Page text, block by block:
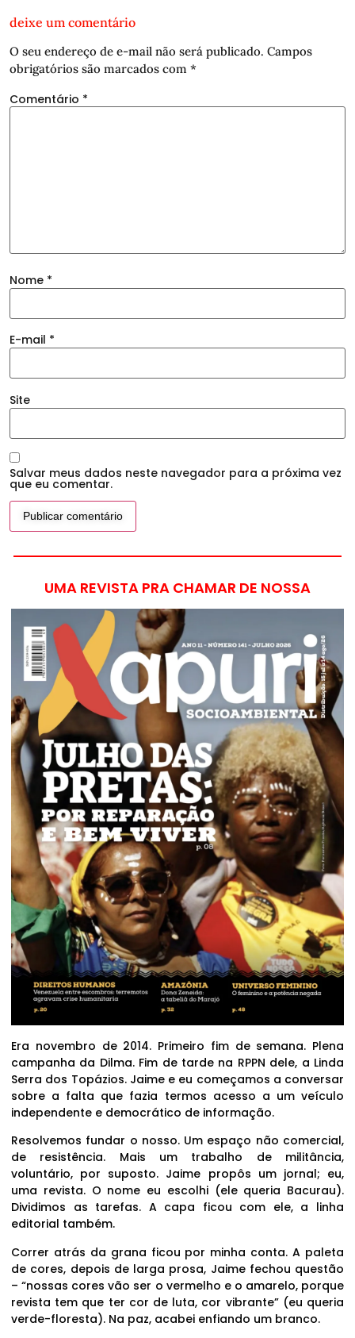
deixe um comentário
O seu endereço de e-mail não será publicado. Campos
obrigatórios são marcados com *
Comentário *
Nome *
E-mail *
Site
Salvar meus dados neste navegador para a próxima vez
que eu comentar.
UMA REVISTA PRA CHAMAR DE NOSSA
Era novembro de 2014. Primeiro fim de semana. Plena
campanha da Dilma. Fim de tarde na RPPN dele, a Linda
Serra dos Topázios. Jaime e eu começamos a conversar
sobre a falta que fazia termos acesso a um veículo
independente e democrático de informação.
Resolvemos fundar o nosso. Um espaço não comercial,
de resistência. Mais um trabalho de militância,
voluntário, por suposto. Jaime propôs um jornal; eu,
uma revista. O nome eu escolhi (ele queria Bacurau).
Dividimos as tarefas. A capa ficou com ele, a linha
editorial também.
Correr atrás da grana ficou por minha conta. A paleta
de cores, depois de larga prosa, Jaime fechou questão
– “nossas cores vão ser o vermelho e o amarelo, porque
revista tem que ter cor de luta, cor vibrante” (eu queria
verde-floresta). Na paz, acabei enfiando um branco.